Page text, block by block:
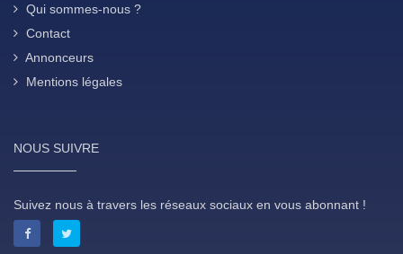
Qui sommes-nous ?
Contact
Annonceurs
Mentions légales
NOUS SUIVRE
Suivez nous à travers les réseaux sociaux en vous abonnant !